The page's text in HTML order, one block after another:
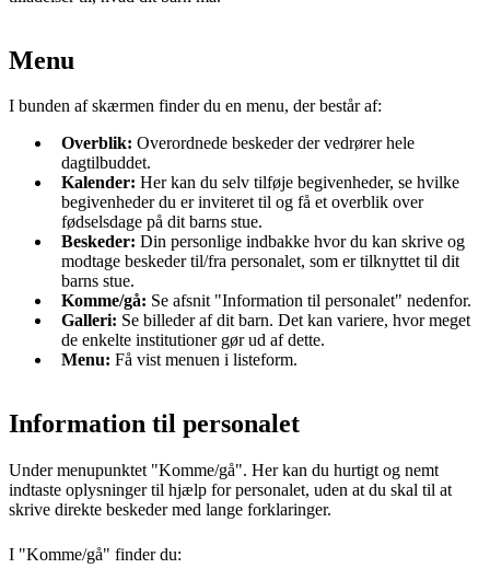
Menu
I bunden af skærmen finder du en menu, der består af:
Overblik: Overordnede beskeder der vedrører hele
dagtilbuddet.
Kalender: Her kan du selv tilføje begivenheder, se hvilke
begivenheder du er inviteret til og få et overblik over
fødselsdage på dit barns stue.
Beskeder: Din personlige indbakke hvor du kan skrive og
modtage beskeder til/fra personalet, som er tilknyttet til dit
barns stue.
Komme/gå: Se afsnit "Information til personalet" nedenfor.
Galleri: Se billeder af dit barn. Det kan variere, hvor meget
de enkelte institutioner gør ud af dette.
Menu: Få vist menuen i listeform.
Information til personalet
Under menupunktet "Komme/gå". Her kan du hurtigt og nemt
indtaste oplysninger til hjælp for personalet, uden at du skal til at
skrive direkte beskeder med lange forklaringer.
I "Komme/gå" finder du: